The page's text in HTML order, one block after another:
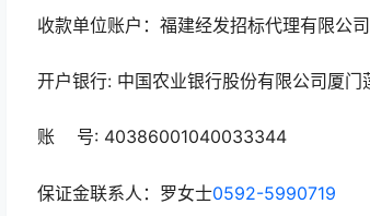
收款单位账户：福建经发招标代理有限公司
开户银行: 中国农业银行股份有限公司厦门
账 号: 40386001040033344
保证金联系人：罗女士0592-5990719